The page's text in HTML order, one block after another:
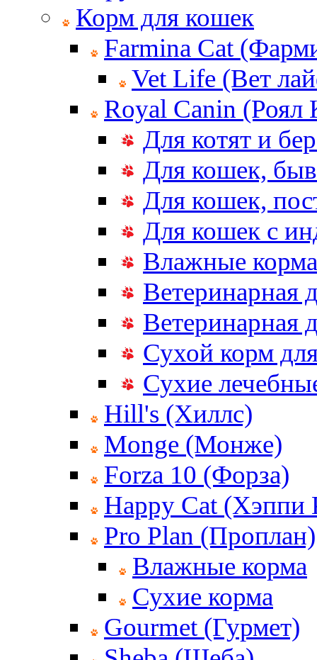
Корм для кошек
Farmina Cat
Vet Life (Вет
Royal Canin (Роял
Для котят и
Для кошек,
Для кошек,
Для кошек с
Влажные
Ветеринарная
Ветеринарная
Сухой корм
Сухие
Hill's (Хиллс)
Monge (Монже)
Forza 10 (Форза)
Happy Cat (Хэппи
Pro Plan (Проплан)
Влажные корма
Сухие корма
Gourmet (Гурмет)